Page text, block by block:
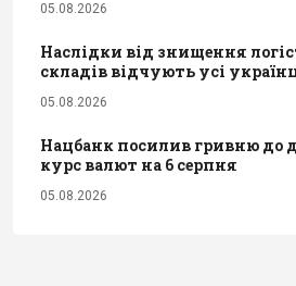
05.08.2026
Наслідки від знищення
складів відчують усі
05.08.2026
Нацбанк посилив гривню до
курс валют на 6 серпня
05.08.2026